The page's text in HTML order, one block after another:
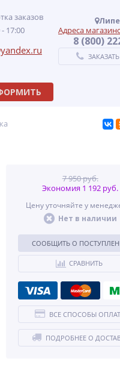
заказов
17:00
Адреса
8 (800)
7 950 руб.
Экономия 1 192 руб.
Цену уточняйте у
Нет в наличии
СООБЩИТЬ О
СРАВНИТЬ
ВСЕ СПОСОБЫ
ПОДРОБНЕЕ О